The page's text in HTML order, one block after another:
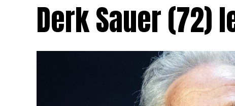
Derk Sauer (72)